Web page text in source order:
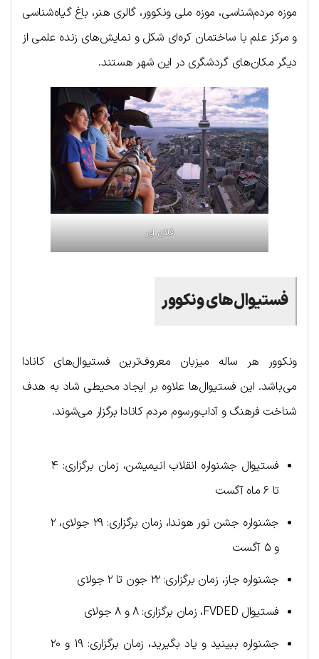
موزه مردم‌شناسی، موزه ملی ونکوور، گالری هنر، باغ گیاه‌شناسی
و مرکز علم با ساختمان کره‌ای شکل و نمایش‌های زنده علمی از
دیگر مکان‌های گردشگری در این شهر هستند.
فلای اور
فستیوال‌های ونکوور
ونکوور هر ساله میزبان معروف‌ترین فستیوال‌های کانادا
می‌باشد. این فستیوال‌ها علاوه بر ایجاد محیطی شاد به هدف
شناخت فرهنگ و آداب‌ورسوم مردم کانادا برگزار می‌شوند.
فستیوال جشنواره انقلاب انیمیشن، زمان برگزاری: ۴
تا ۶ ماه آگست
جشنواره جشن نور هوندا، زمان برگزاری: ۲۹ جولای، ۲
و ۵ آگست
جشنواره جاز، زمان برگزاری: ۲۲ جون تا ۲ جولای
فستیوال FVDED، زمان برگزاری: ۸ و ۸ جولای
جشنواره ببینید و یاد بگیرید، زمان برگزاری: ۱۹ و ۲۰